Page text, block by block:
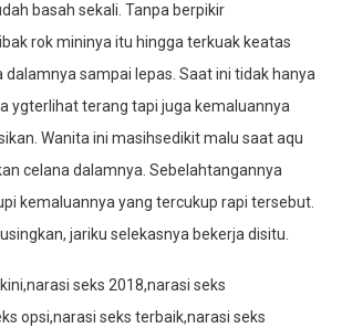
basah sekali. Tanpa berpikir
rok mininya itu hingga terkuak keatas
dalamnya sampai lepas. Saat ini tidak hanya
ygterlihat terang tapi juga kemaluannya
Wanita ini masihsedikit malu saat aqu
celana dalamnya. Sebelahtangannya
kemaluannya yang tercukup rapi tersebut.
jariku selekasnya bekerja disitu.
seks 2018,narasi seks
opsi,narasi seks terbaik,narasi seks